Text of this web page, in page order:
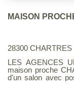
MAISON
28300 CHARTRES
LES AGENCES
maison proche
d'un salon avec